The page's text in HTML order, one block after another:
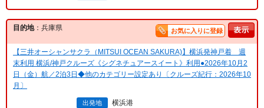
目的地：兵庫県 お気に入りに登録
【三井オーシャンサクラ（MITSUI OCEAN SAKURA)】横浜発神戸着 週
末利用 横浜/神戸クルーズ《シグネチュアースイート》利用●2026年10月2
日（金）航／2泊3日◆他のカテゴリー設定あり〔クルーズ紀行：2026年10
月〕
出発地 横浜港